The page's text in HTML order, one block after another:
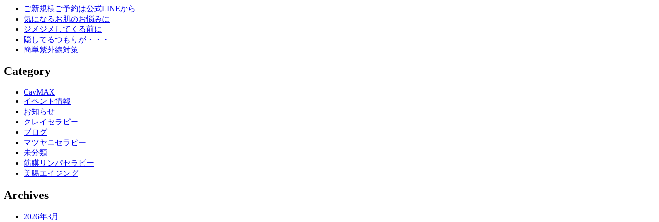
ご新規様ご予約は公式LINEから
気になるお肌のお悩みに
ジメジメしてくる前に
隠してるつもりが・・・
簡単紫外線対策
Category
CavMAX
イベント情報
お知らせ
クレイセラピー
ブログ
マツヤニセラピー
未分類
筋膜リンパセラピー
美腸エイジング
Archives
2026年3月